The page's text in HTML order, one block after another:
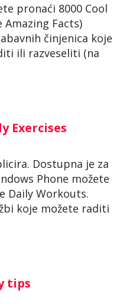
pronaći 8000 Cool
Amazing Facts)
činjenica koje
ili razveseliti (na
Exercises
Dostupna je za
Phone možete
Daily Workouts.
koje možete raditi
tips